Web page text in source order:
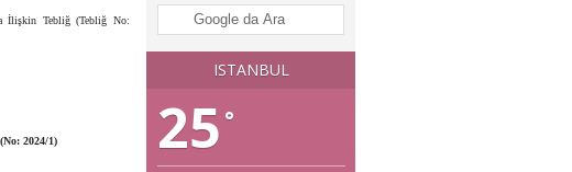
İlişkin Tebliğ (Tebliğ No:
2024/1)
ISTANBUL
25 °